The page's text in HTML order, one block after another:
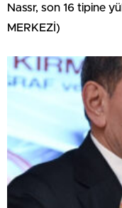
Nassr, son 16 tipine
MERKEZİ)